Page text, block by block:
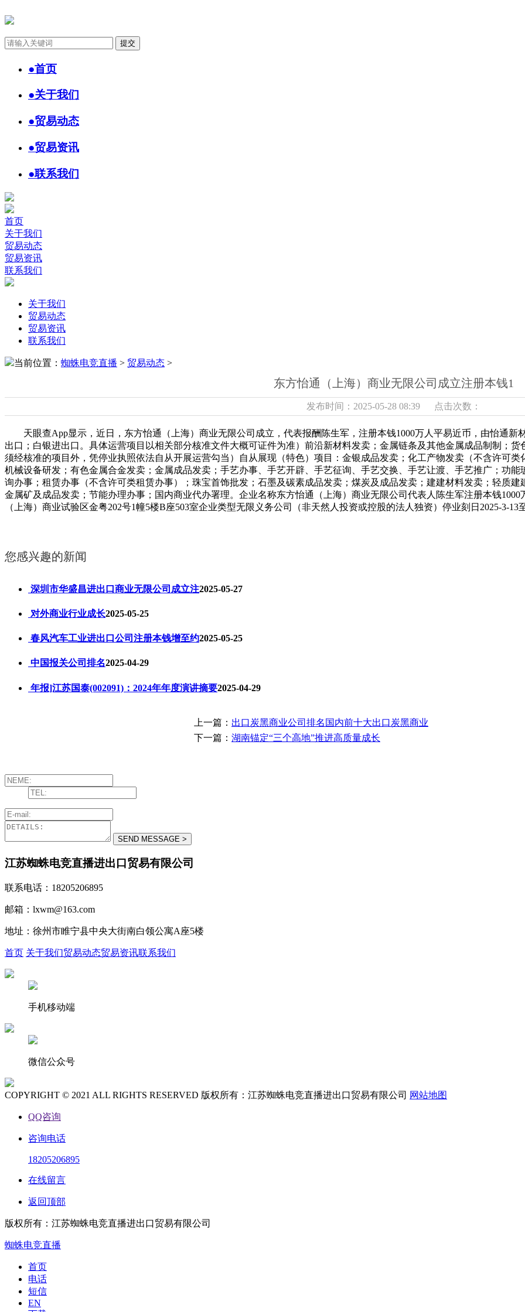
●首页
●关于我们
●贸易动态
●贸易资讯
●联系我们
首页
关于我们
贸易动态
贸易资讯
联系我们
关于我们
贸易动态
贸易资讯
联系我们
当前位置： 蜘蛛电竞直播 > 贸易动态 >
东方怡通（上海）商业无限公司成立注册本钱1
发布时间：2025-05-28 08:39 点击次数：
天眼查App显示，近日，东方怡通（上海）商业无限公司成立，代表报酬陈生军，注册本钱1000万人平易近币，由怡通新
出口；白银进出口。具体运营项目以相关部分核准文件大概可证件为准）前沿新材料发卖；金属链条及其他金属成品制制；
须经核准的项目外，凭停业执照依法自从开展运营勾当）自从展现（特色）项目：金银成品发卖；化工产物发卖（不含许可
机械设备研发；有色金属合金发卖；金属成品发卖；手艺办事、手艺开辟、手艺征询、手艺交换、手艺让渡、手艺推广；功
询办事；租赁办事（不含许可类租赁办事）；珠宝首饰批发；石墨及碳素成品发卖；煤炭及成品发卖；建建材料发卖；轻质
金属矿及成品发卖；节能办理办事；国内商业代办署理。企业名称东方怡通（上海）商业无限公司代表人陈生军注册本钱
（上海）商业试验区金粤202号1幢5楼B座503室企业类型无限义务公司（非天然人投资或控股的法人独资）停业刻日2025-3-
您感兴趣的新闻
深圳市华盛昌进出口商业无限公司成立注2025-05-27
对外商业行业成长2025-05-25
春风汽车工业进出口公司注册本钱增至约2025-05-25
中国报关公司排名2025-04-29
年报]江苏国泰(002091)：2024年年度演讲摘要2025-04-29
上一篇： 出口炭黑商业公司排名国内前十大出口炭黑商业
下一篇： 湖南锚定“三个高地”推进高质量成长
江苏蜘蛛电竞直播进出口贸易有限公司
联系电话：18205206895
邮箱：lxwm@163.com
地址：徐州市睢宁县中央大街南白领公寓A座5楼
首页 关于我们贸易动态贸易资讯联系我们
手机移动端
微信公众号
COPYRIGHT © 2021 ALL RIGHTS RESERVED 版权所有：江苏蜘蛛电竞直播进出口贸易有限公司 网站地图
QQ咨询
咨询电话
18205206895
在线留言
返回顶部
版权所有：江苏蜘蛛电竞直播进出口贸易有限公司
蜘蛛电竞直播
首页
电话
短信
EN